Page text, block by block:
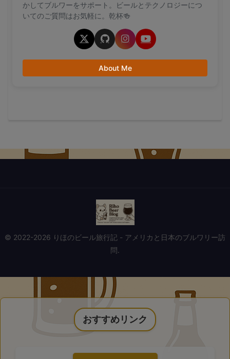
かしてブルワーをサポート。ビールとテクノロジーにつ
いてのご質問はお気軽に。乾杯🍻
About Me
© 2022-2026 りほのビール旅行記 - アメリカと日本のブルワリー訪
問.
おすすめリンク